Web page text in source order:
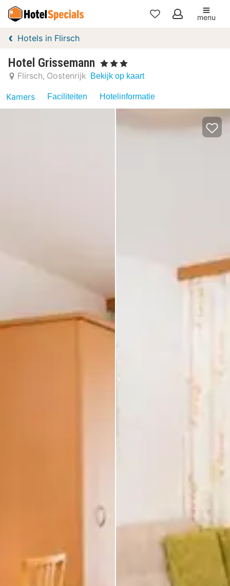
Mijn
menu
Hotels in Flirsch
Hotel Grissemann , 3 Sterren
Flirsch Oostenrijk Bekijk op kaart
Kamers Faciliteiten Hotelinformatie